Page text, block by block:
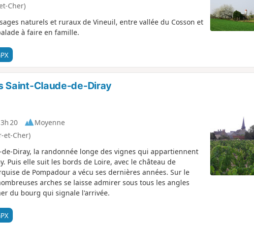
Cher)
naturels et ruraux de Vineuil, entre vallée du Cosson et
à faire en famille.
Saint-Claude-de-Diray
3h 20
Moyenne
et-Cher)
Diray, la randonnée longe des vignes qui appartiennent
Puis elle suit les bords de Loire, avec le château de
de Pompadour a vécu ses dernières années. Sur le
arches se laisse admirer sous tous les angles
du bourg qui signale l'arrivée.